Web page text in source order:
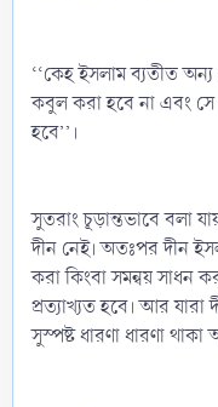
‘‘কেহ ইসলাম ব্যতীত
কবুল করা হবে না এবং সে
হবে’’।
সুতরাং চূড়ান্তভাবে বলা
দীন নেই। অতঃপর দীন
করা কিংবা সমন্বয় সাধন
প্রত্যাখ্যত হবে। আর
সুস্পষ্ট ধারণা ধারণা থাকা